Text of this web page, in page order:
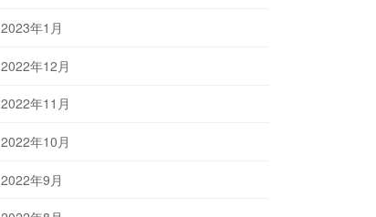
2023年1月
2022年12月
2022年11月
2022年10月
2022年9月